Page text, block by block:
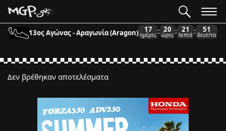
13ος Αγώνας - Αραγωνία (Aragon) 17
ημέρες : 20
ώρες : 21
λεπτά : 51
δευτ/τα
Δεν βρέθηκαν αποτελέσματα